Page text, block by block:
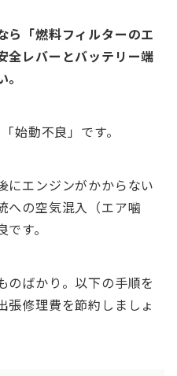
ら「燃料フィルターのエ
全レバーとバッテリー端
始動不良」です。
にエンジンがかからない
への空気混入（エア噛
す。
のばかり。以下の手順を
張修理費を節約しましょ